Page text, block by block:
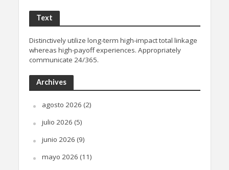
Text
Distinctively utilize long-term high-impact total linkage
whereas high-payoff experiences. Appropriately
communicate 24/365.
Archives
agosto 2026 (2)
julio 2026 (5)
junio 2026 (9)
mayo 2026 (11)